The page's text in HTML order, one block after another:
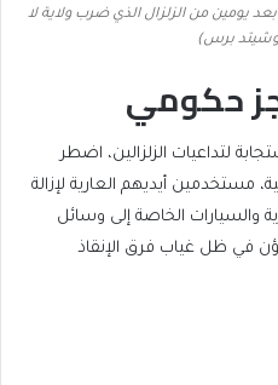
يومين من الزلزال الذي ضرب ولاية لا
برس)
حكومي
لتداعيات الزلزالين، اضطر
مستخدمين أيديهم العارية لإزالة
والسيارات الخاصة إلى وسائل
في ظل غياب فرق الإنقاذ